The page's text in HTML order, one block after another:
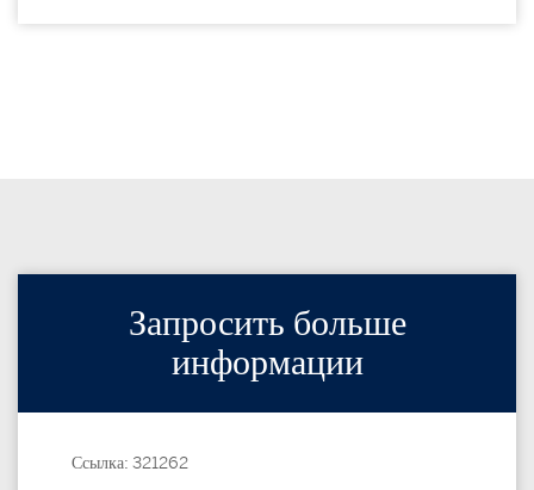
Запросить больше
информации
Ссылка: 321262